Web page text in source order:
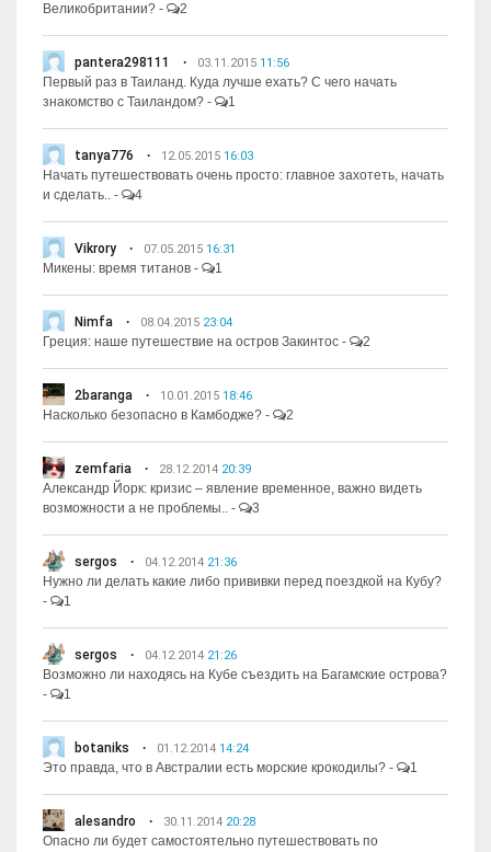
Великобритании? - 2
pantera298111 03.11.2015 11:56
Первый раз в Таиланд. Куда лучше ехать? С чего начать
знакомство с Таиландом? - 1
tanya776 12.05.2015 16:03
Начать путешествовать очень просто: главное захотеть, начать
и сделать.. - 4
Vikrory 07.05.2015 16:31
Микены: время титанов - 1
Nimfa 08.04.2015 23:04
Греция: наше путешествие на остров Закинтос - 2
2baranga 10.01.2015 18:46
Насколько безопасно в Камбодже? - 2
zemfaria 28.12.2014 20:39
Александр Йорк: кризис – явление временное, важно видеть
возможности а не проблемы.. - 3
sergos 04.12.2014 21:36
Нужно ли делать какие либо прививки перед поездкой на Кубу?
-
1
sergos 04.12.2014 21:26
Возможно ли находясь на Кубе съездить на Багамские острова?
-
1
botaniks 01.12.2014 14:24
Это правда, что в Австралии есть морские крокодилы? - 1
alesandro 30.11.2014 20:28
Опасно ли будет самостоятельно путешествовать по